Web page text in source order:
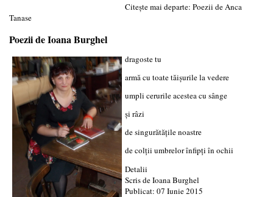
Citește mai departe: Poezii de Anca
Tanase
Poezii de Ioana Burghel
dragoste tu
armă cu toate tăişurile la vedere
umpli cerurile acestea cu sânge
şi râzi
de singurătăţile noastre
de colţii umbrelor înfipţi în ochii
Detalii
Scris deIoana Burghel
Publicat: 07 Iunie 2015